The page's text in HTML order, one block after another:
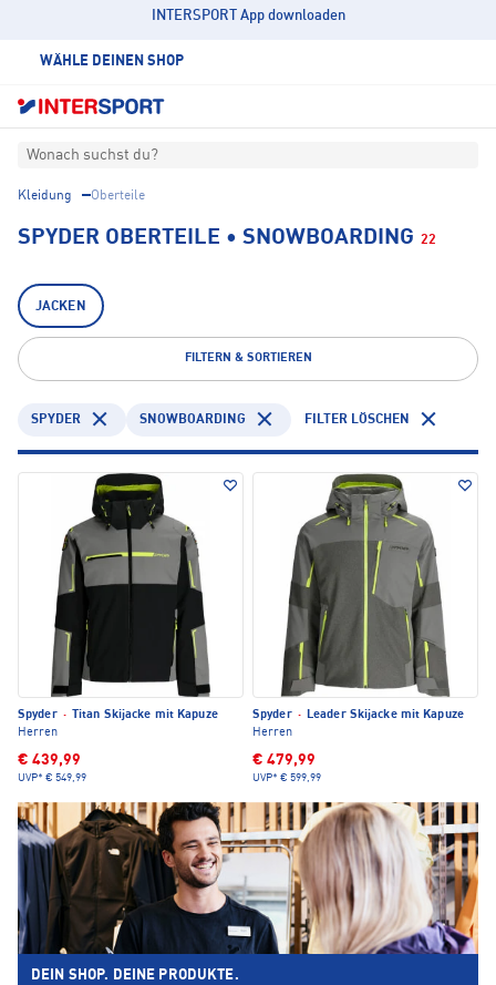
INTERSPORT App downloaden
WÄHLE DEINEN SHOP
Wonach suchst du?
Kleidung Oberteile
SPYDER OBERTEILE • SNOWBOARDING 22
JACKEN
FILTERN & SORTIEREN
SPYDER SNOWBOARDING FILTER LÖSCHEN
Spyder ·
Titan Skijacke mit Kapuze
Herren
€ 439,99
UVP* € 549,99
Spyder ·
Leader Skijacke mit Kapuze
Herren
€ 479,99
UVP* € 599,99
DEIN SHOP. DEINE PRODUKTE.